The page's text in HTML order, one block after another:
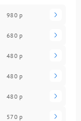
980 р
680 р
480 р
480 р
480 р
570 р